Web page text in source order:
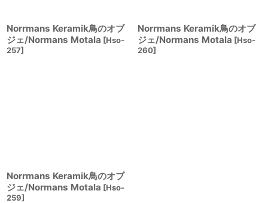
Norrmans Keramik鳥のオブ
ジェ/Normans Motala [Hso-
257]
Norrmans Keramik鳥のオブ
ジェ/Normans Motala [Hso-
260]
Norrmans Keramik鳥のオブ
ジェ/Normans Motala [Hso-
259]